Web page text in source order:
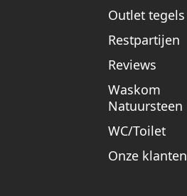
Outlet tegels
Restpartijen
Reviews
Waskom
Natuursteen
WC/Toilet
Onze klanten